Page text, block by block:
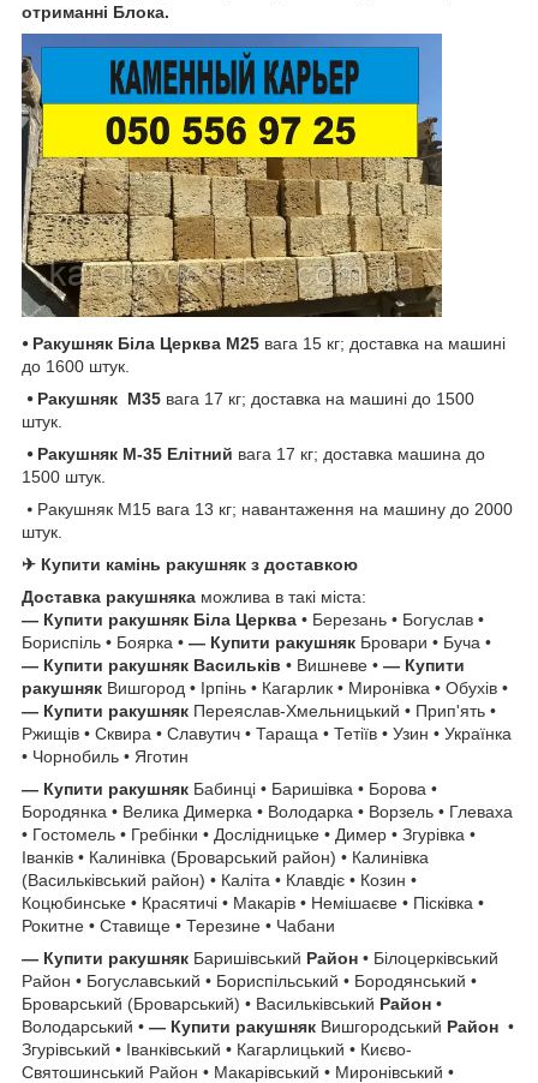
отриманні Блока.
⦁ Ракушняк Біла Церква М25 вага 15 кг; доставка на машині
до 1600 штук.
⦁ Ракушняк М35 вага 17 кг; доставка на машині до 1500
штук.
⦁ Ракушняк М-35 Елітний вага 17 кг; доставка машина до
1500 штук.
⦁ Ракушняк М15 вага 13 кг; навантаження на машину до 2000
штук.
✈ Купити камінь ракушняк з доставкою
Доставка ракушняка можлива в такі міста:
— Купити ракушняк Біла Церква • Березань • Богуслав •
Бориспіль • Боярка • — Купити ракушняк Бровари • Буча •
— Купити ракушняк Васильків • Вишневе • — Купити
ракушняк Вишгород • Ірпінь • Кагарлик • Миронівка • Обухів •
— Купити ракушняк Переяслав-Хмельницький • Прип'ять •
Ржищів • Сквира • Славутич • Тараща • Тетіїв • Узин • Українка
• Чорнобиль • Яготин
— Купити ракушняк Бабинці • Баришівка • Борова •
Бородянка • Велика Димерка • Володарка • Ворзель • Глеваха
• Гостомель • Гребінки • Дослідницьке • Димер • Згурівка •
Іванків • Калинівка (Броварський район) • Калинівка
(Васильківський район) • Каліта • Клавдіє • Козин •
Коцюбинське • Красятичі • Макарів • Немішаєве • Пісківка •
Рокитне • Ставище • Терезине • Чабани
— Купити ракушняк Баришівський Район • Білоцерківський
Район • Богуславський • Бориспільський • Бородянський •
Броварський (Броварський) • Васильківський Район •
Володарський • — Купити ракушняк Вишгородський Район •
Згурівський • Іванківський • Кагарлицький • Києво-
Святошинський Район • Макарівський • Миронівський •